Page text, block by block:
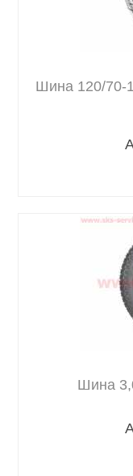
Шина 120/70-
Шина